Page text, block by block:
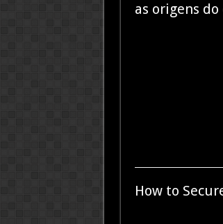
as origens
How to